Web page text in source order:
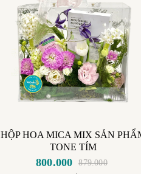
HỘP HOA MICA MIX SẢN
TONE TÍM
879.000
Giá
800.000
Giá